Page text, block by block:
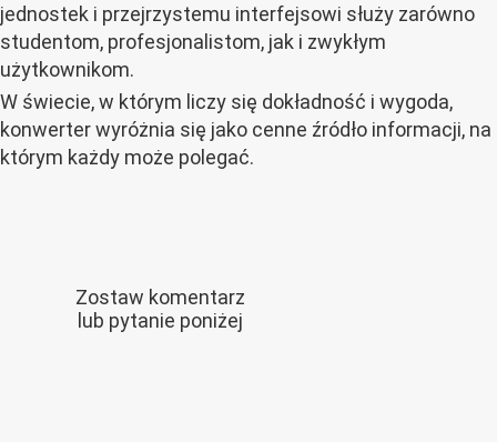
jednostek i przejrzystemu interfejsowi służy zarówno
studentom, profesjonalistom, jak i zwykłym
użytkownikom.
W świecie, w którym liczy się dokładność i wygoda,
konwerter wyróżnia się jako cenne źródło informacji, na
którym każdy może polegać.
Zostaw komentarz
lub pytanie poniżej